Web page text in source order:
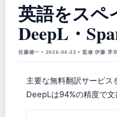
英語をスペ
DeepL・
佐藤健一 • 2026-04-22 • 監修 伊藤 芽
主要な無料翻訳サービ
DeepLは94%の精度で